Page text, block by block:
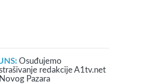
Osuđujemo
redakcije A1tv.net
Pazara